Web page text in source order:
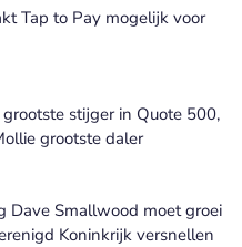
Tap to Pay mogelijk voor
stijger in Quote 500,
grootste daler
Dave Smallwood moet groei
Koninkrijk versnellen